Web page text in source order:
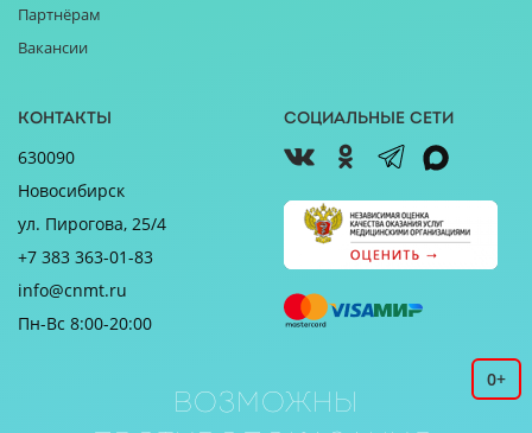
Партнёрам
Вакансии
Контакты
630090
Новосибирск
ул. Пирогова, 25/4
+7 383 363-01-83
info@cnmt.ru
Пн-Вс 8:00-20:00
Социальные сети
0+
Возможны